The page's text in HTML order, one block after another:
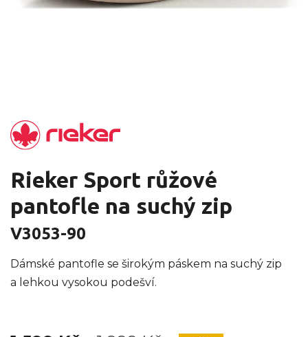
Rieker Sport růžové
pantofle na suchý zip
V3053-90
Dámské pantofle se širokým páskem na suchý zip
a lehkou vysokou podešví.